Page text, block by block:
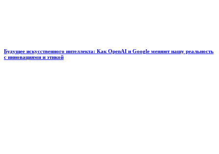
Будущее искусственного интеллекта: Как OpenAI и Google меняют нашу реальность
с инновациями и этикой